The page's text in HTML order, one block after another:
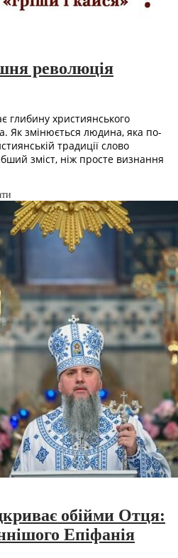
революція
глибину християнського
Як змінюється людина, яка по-
традиції слово
зміст, ніж просте визнання
обійми Отця:
Епіфанія